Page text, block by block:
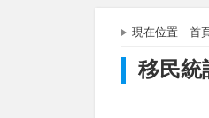
現在位置 首
移民統